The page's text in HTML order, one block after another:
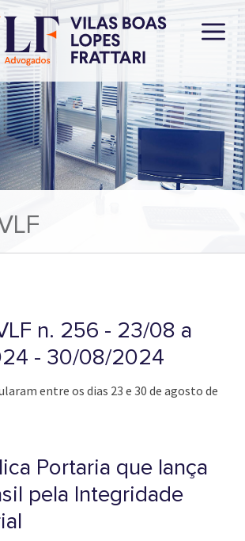
n. 256 - 23/08 a
- 30/08/2024
entre os dias 23 e 30 de agosto de
Portaria que lança
pela Integridade